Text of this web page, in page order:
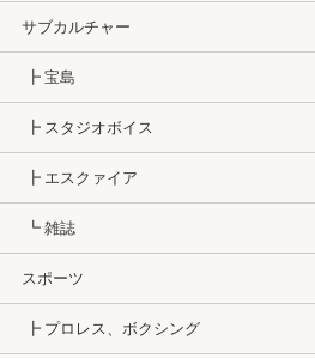
サブカルチャー
┣ 宝島
┣ スタジオボイス
┣ エスクァイア
┗ 雑誌
スポーツ
┣ プロレス、ボクシング